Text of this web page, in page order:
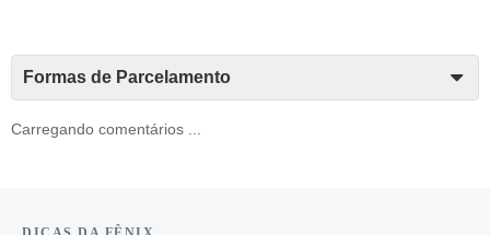
Formas de Parcelamento
Carregando comentários ...